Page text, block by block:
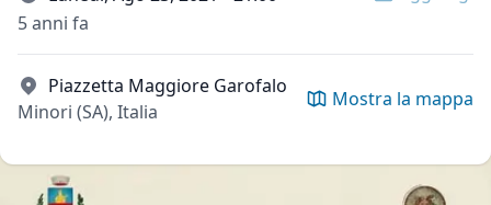
5 anni fa
Piazzetta Maggiore Garofalo
Minori (SA), Italia
Mostra la mappa